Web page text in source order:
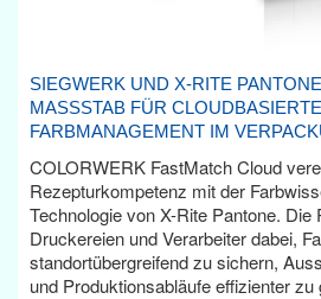
SIEGWERK UND X-RITE
MASSSTAB FÜR
ARBMANAGEMENT IM
COLORWERK FastMatch Cloud
Rezepturkompetenz mit der
Technologie von X-Rite Pantone.
Druckereien und Verarbeiter dabei,
standortübergreifend zu sichern,
und Produktionsabläufe effizienter zu